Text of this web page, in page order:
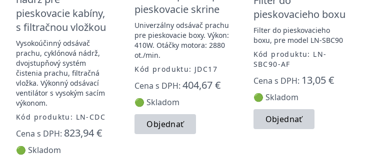
pieskovacie kabíny,
s filtračnou vložkou
Vysokoúčinný odsávač
prachu, cyklónová nádrž,
dvojstupňový systém
čistenia prachu, filtračná
vložka. Výkonný odsávací
ventilátor s vysokým sacím
výkonom.
Kód produktu: LN-CDC
Cena s DPH: 823,94 €
🟢 Skladom
pieskovacie skrine
Univerzálny odsávač prachu
pre pieskovacie boxy. Výkon:
410W. Otáčky motora: 2880
ot./min.
Kód produktu: JDC17
Cena s DPH:404,67 €
🟢 Skladom
Objednať
pieskovacieho boxu
Filter do pieskovacieho
boxu, pre model LN-SBC90
Kód produktu: LN-
SBC90-AF
Cena s DPH: 13,05 €
🟢 Skladom
Objednať